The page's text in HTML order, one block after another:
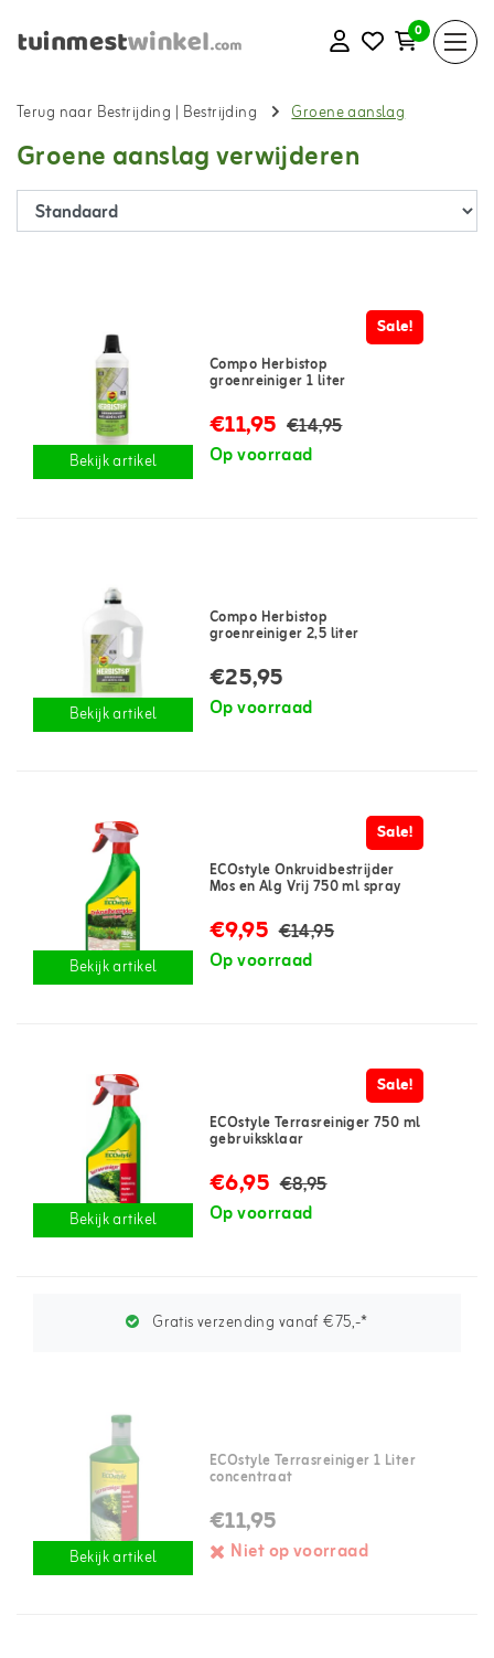
0
Terug naar Bestrijding | Bestrijding Groene aanslag
Groene aanslag verwijderen
Bekijk artikel
Sale!
Compo Herbistop
groenreiniger 1 liter
€11,95 €14,95
Op voorraad
Bekijk artikel
Compo Herbistop
groenreiniger 2,5 liter
€25,95
Op voorraad
Bekijk artikel
Sale!
ECOstyle Onkruidbestrijder
Mos en Alg Vrij 750 ml spray
€9,95 €14,95
Op voorraad
Bekijk artikel
Sale!
ECOstyle Terrasreiniger 750 ml
gebruiksklaar
€6,95 €8,95
Op voorraad
Gratis verzending vanaf €75,-*
Bekijk artikel
ECOstyle Terrasreiniger 1 Liter
concentraat
€11,95
Niet op voorraad